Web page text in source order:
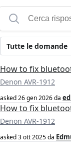
Tutte le domande
How to fix
Denon AVR-1912
asked26 gen 2026da
How to fix
Denon AVR-1912
asked3 ott 2025da